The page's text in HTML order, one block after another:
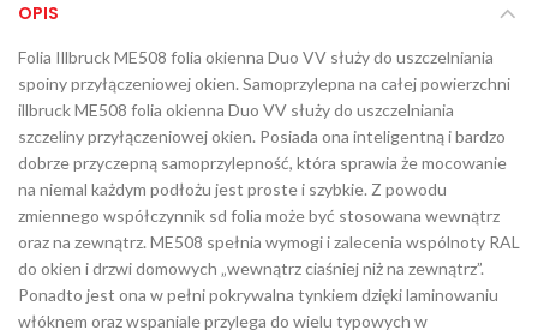
OPIS
Folia Illbruck ME508 folia okienna Duo VV służy do uszczelniania
spoiny przyłączeniowej okien. Samoprzylepna na całej powierzchni
illbruck ME508 folia okienna Duo VV służy do uszczelniania
szczeliny przyłączeniowej okien. Posiada ona inteligentną i bardzo
dobrze przyczepną samoprzylepność, która sprawia że mocowanie
na niemal każdym podłożu jest proste i szybkie. Z powodu
zmiennego współczynnik sd folia może być stosowana wewnątrz
oraz na zewnątrz. ME508 spełnia wymogi i zalecenia wspólnoty RAL
do okien i drzwi domowych „wewnątrz ciaśniej niż na zewnątrz”.
Ponadto jest ona w pełni pokrywalna tynkiem dzięki laminowaniu
włóknem oraz wspaniale przylega do wielu typowych w